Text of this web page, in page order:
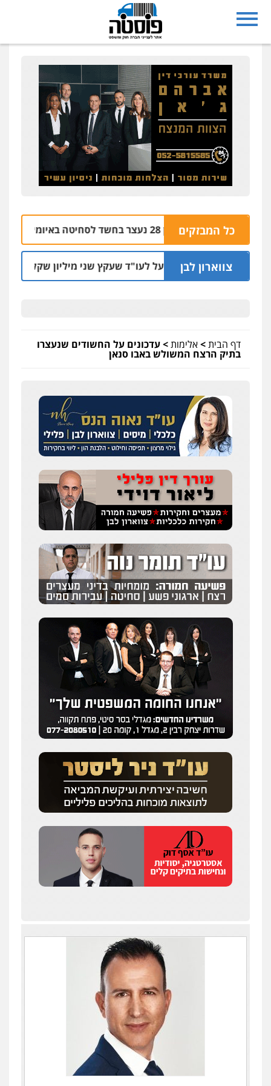
כל המבזקים
נצרת: בן 28 נעצר בחשד לסחיטה באיומים מטלפון שאינו שלו
צווארון לבן
מאסר בפועל לעו"ד שעקץ שני מיליון שקל על דירה
דף הבית>אלימות>עדכונים על החשודים שנעצרו
בתיק הרצח המשולש באבו סנאן
0505216700
אייל בן שושן, עורך דין פלילי
פלילי מעצרים וחקירות פשיעה חמורה
נוער רישום פלילי
0522763105
עו"ד שלומי שרון
צבאי מעצרים וחקירות